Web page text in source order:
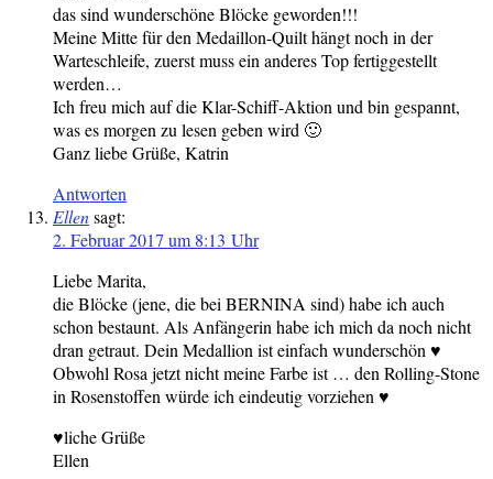
das sind wunderschöne Blöcke geworden!!!
Meine Mitte für den Medaillon-Quilt hängt noch in der
Warteschleife, zuerst muss ein anderes Top fertiggestellt
werden…
Ich freu mich auf die Klar-Schiff-Aktion und bin gespannt,
was es morgen zu lesen geben wird 🙂
Ganz liebe Grüße, Katrin
Antworten
Ellensagt:
2. Februar 2017 um 8:13 Uhr
Liebe Marita,
die Blöcke (jene, die bei BERNINA sind) habe ich auch
schon bestaunt. Als Anfängerin habe ich mich da noch nicht
dran getraut. Dein Medallion ist einfach wunderschön ♥
Obwohl Rosa jetzt nicht meine Farbe ist … den Rolling-Stone
in Rosenstoffen würde ich eindeutig vorziehen ♥
♥liche Grüße
Ellen